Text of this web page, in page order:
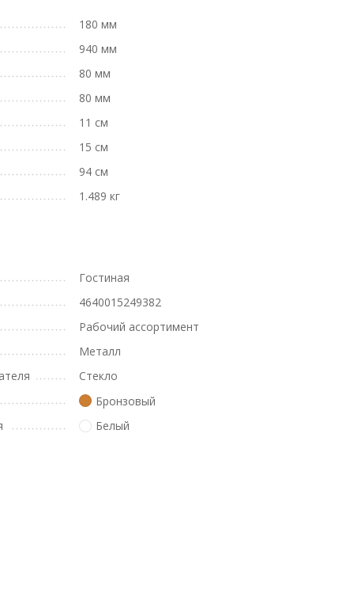
180 мм
940 мм
80 мм
80 мм
11 см
15 см
94 см
1.489 кг
Гостиная
4640015249382
Рабочий ассортимент
Металл
Стекло
Бронзовый
Белый